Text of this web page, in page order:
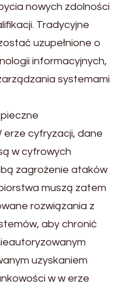
nowych zdolności
Tradycyjne
uzupełnione o
informacyjnych,
systemami
erze cyfryzacji, dane
w cyfrowych
zagrożenie ataków
muszą zatem
rozwiązania z
aby chronić
uzyskaniem
w w erze